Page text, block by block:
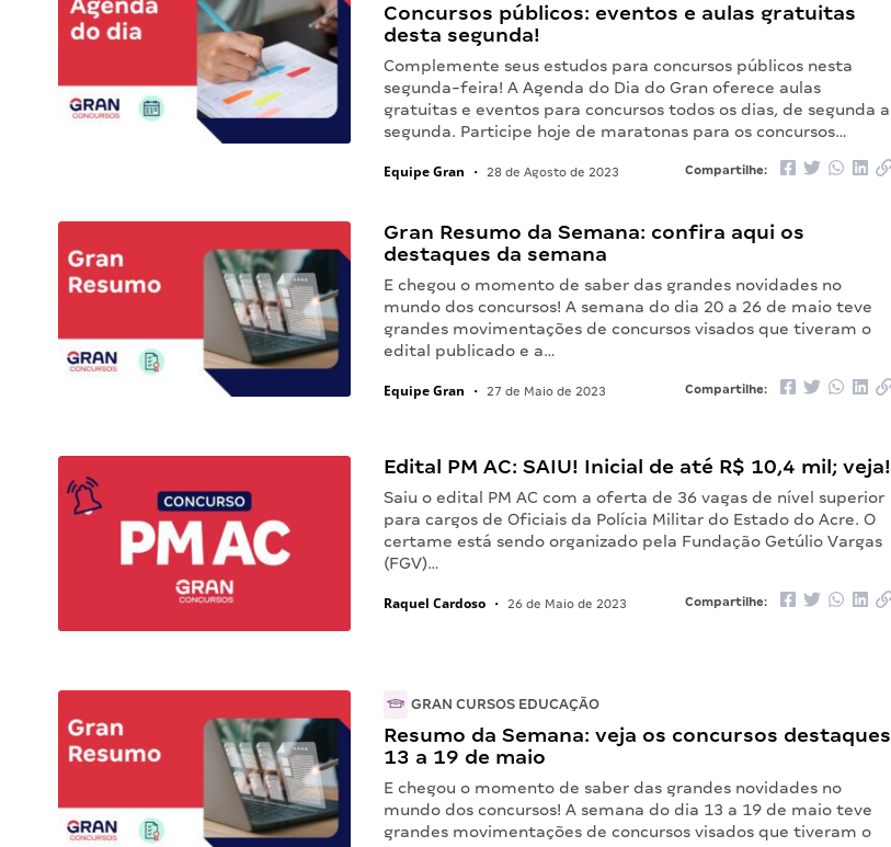
Concursos públicos: eventos e aulas gratuitas
desta segunda!
Complemente seus estudos para concursos públicos nesta
segunda-feira! A Agenda do Dia do Gran oferece aulas
gratuitas e eventos para concursos todos os dias, de segunda a
segunda. Participe hoje de maratonas para os concursos…
Equipe Gran • 28 de Agosto de 2023 Compartilhe:
Gran Resumo da Semana: confira aqui os
destaques da semana
E chegou o momento de saber das grandes novidades no
mundo dos concursos! A semana do dia 20 a 26 de maio teve
grandes movimentações de concursos visados que tiveram o
edital publicado e a…
Equipe Gran • 27 de Maio de 2023 Compartilhe:
Edital PM AC: SAIU! Inicial de até R$ 10,4 mil; veja!
Saiu o edital PM AC com a oferta de 36 vagas de nível superior
para cargos de Oficiais da Polícia Militar do Estado do Acre. O
certame está sendo organizado pela Fundação Getúlio Vargas
(FGV)…
Raquel Cardoso • 26 de Maio de 2023 Compartilhe:
GRAN CURSOS EDUCAÇÃO
Resumo da Semana: veja os concursos destaques
13 a 19 de maio
E chegou o momento de saber das grandes novidades no
mundo dos concursos! A semana do dia 13 a 19 de maio teve
grandes movimentações de concursos visados que tiveram o